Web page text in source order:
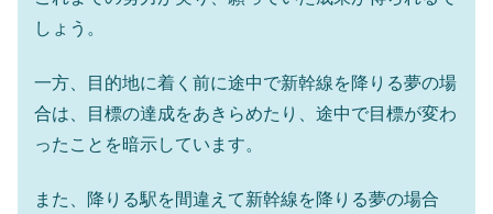
しょう。
一方、目的地に着く前に途中で新幹線を降りる夢の場
合は、目標の達成をあきらめたり、途中で目標が変わ
ったことを暗示しています。
また、降りる駅を間違えて新幹線を降りる夢の場合